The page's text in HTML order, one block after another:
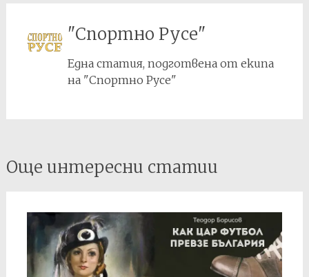
"Спортно Русе"
Една статия, подготвена от екипа
на "Спортно Русе"
Post
navigation
Още интересни статии